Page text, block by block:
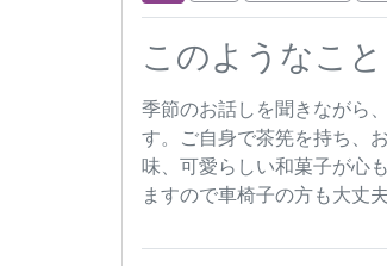
このようなこ
季節のお話しを聞きながら
す。ご自身で茶筅を持ち、
味、可愛らしい和菓子が心
ますので車椅子の方も大丈夫